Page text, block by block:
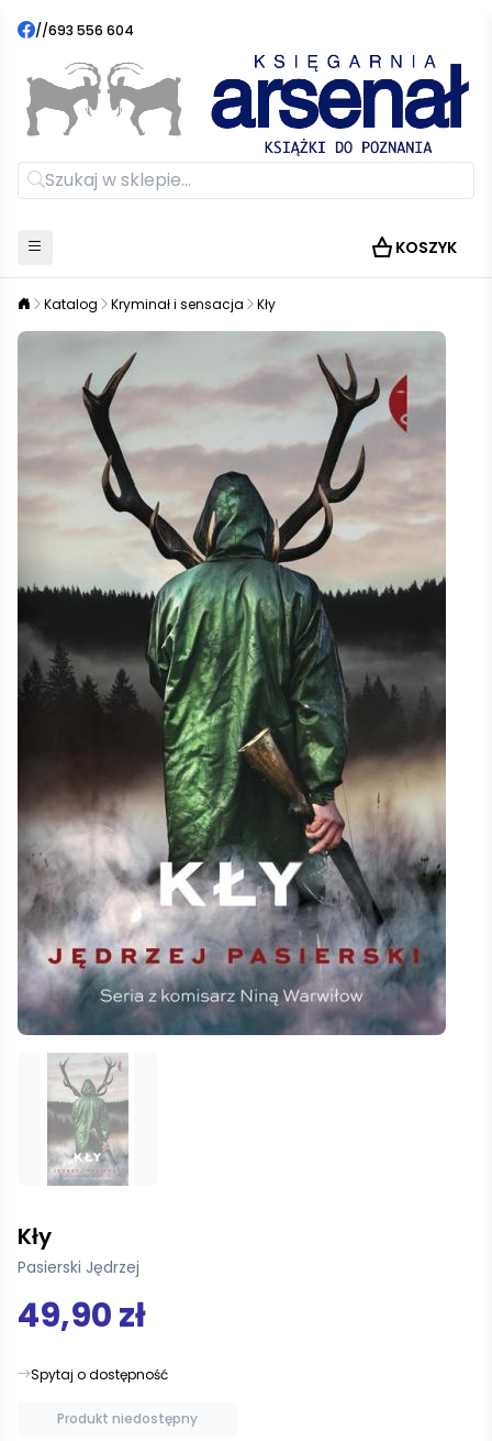
//693 556 604
KOSZYK
Katalog Kryminał i sensacja Kły
Kły
Pasierski Jędrzej
49,90 zł
Spytaj o dostępność
Produkt niedostępny